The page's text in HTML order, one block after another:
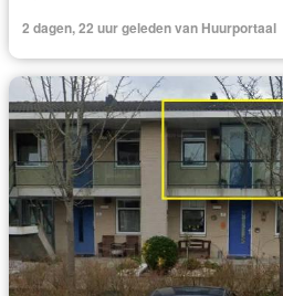
2 dagen, 22 uur geleden van Huurportaal